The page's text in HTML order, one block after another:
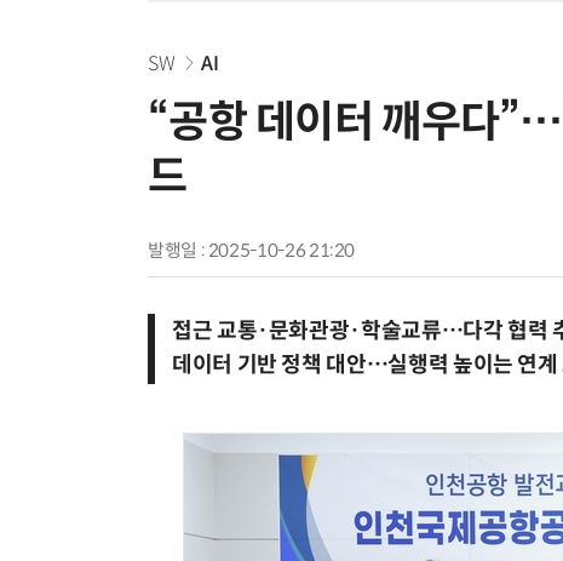
SW AI
“공항 데이터 깨우다
드
발행일 : 2025-10-26 21:20
접근 교통·문화관광·학술교류…다각 협력
데이터 기반 정책 대안…실행력 높이는 연계